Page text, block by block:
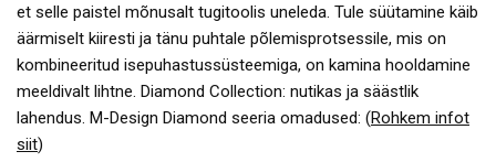
et selle paistel mõnusalt tugitoolis uneleda. Tule süütamine käib
äärmiselt kiiresti ja tänu puhtale põlemisprotsessile, mis on
kombineeritud isepuhastussüsteemiga, on kamina hooldamine
meeldivalt lihtne. Diamond Collection: nutikas ja säästlik
lahendus. M-Design Diamond seeria omadused: (Rohkem infot
siit)